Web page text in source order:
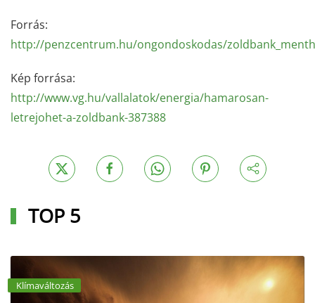
Forrás:
http://penzcentrum.hu/ongondoskodas/
Kép forrása:
http://www.vg.hu/vallalatok/energia/hamarosan-
letrejohet-a-zoldbank-387388
TOP 5
Klímaváltozás